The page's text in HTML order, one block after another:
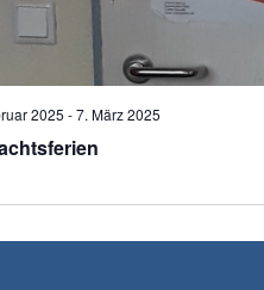
2025 -7. März 2025